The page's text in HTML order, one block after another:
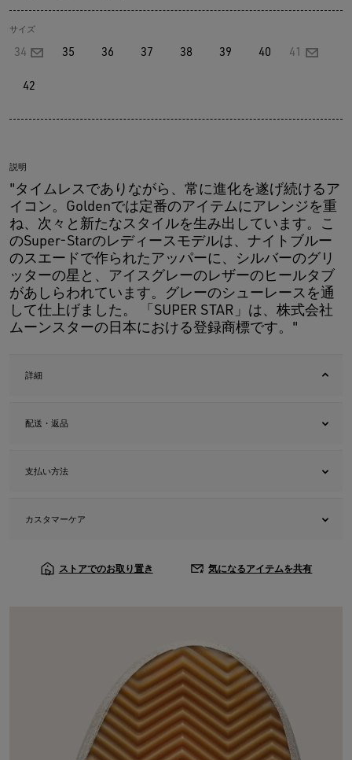
サイズ
34 35 36 37 38 39 40 41
42
説明
"タイムレスでありながら、常に進化を遂げ続けるア
イコン。Goldenでは定番のアイテムにアレンジを重
ね、次々と新たなスタイルを生み出しています。こ
のSuper-Starのレディースモデルは、ナイトブルー
のスエードで作られたアッパーに、シルバーのグリ
ッターの星と、アイスグレーのレザーのヒールタブ
があしらわれています。グレーのシューレースを通
して仕上げました。 「SUPER STAR」は、株式会社
ムーンスターの日本における登録商標です。"
詳細
配送・返品
支払い方法
カスタマーケア
ストアでのお取り置き 気になるアイテムを共有